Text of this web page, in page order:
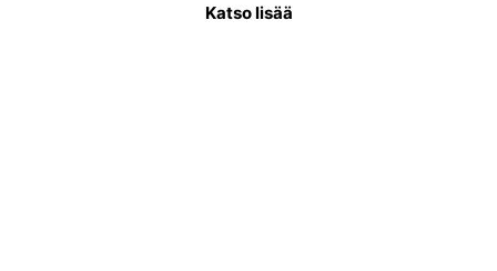
Katso lisää